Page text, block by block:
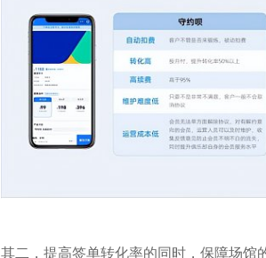
其二，提高签单转化率的同时，保障场馆